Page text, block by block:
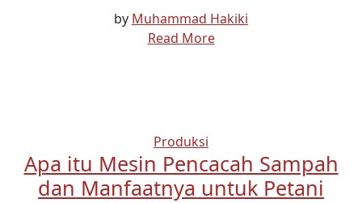
by Muhammad Hakiki
Read More
Produksi
Apa itu Mesin Pencacah Sampah
dan Manfaatnya untuk Petani